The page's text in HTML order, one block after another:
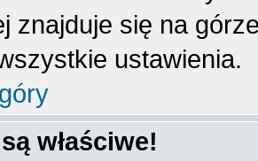
znajduje się na
ustawienia.
właściwe!